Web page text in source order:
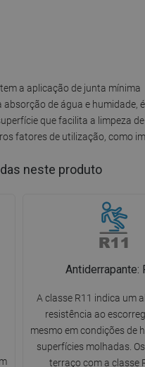
a aplicação de junta mínima
absorção de água e
que facilita a limpeza
fatores de utilização, como
neste produto
Antiderrapante:
A classe R11 indica um
resistência ao
mesmo em condições de
superfícies molhadas.
terraço com a classe